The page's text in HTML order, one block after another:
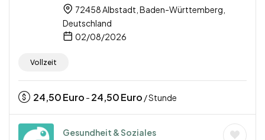
72458 Albstadt, Baden-Württemberg,
Deutschland
02/08/2026
Vollzeit
24,50Euro - 24,50Euro / Stunde
Gesundheit & Soziales